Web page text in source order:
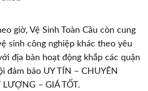
giờ, Vệ Sinh Toàn Cầu còn cung
sinh công nghiệp khác theo yêu
địa bàn hoạt động khắp các quận
đảm bảo UY TÍN – CHUYÊN
LƯỢNG – GIÁ TỐT.